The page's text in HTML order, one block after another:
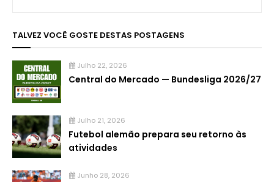
TALVEZ VOCÊ GOSTE DESTAS POSTAGENS
Julho 22, 2026
Central do Mercado — Bundesliga 2026/27
Julho 21, 2026
Futebol alemão prepara seu retorno às
atividades
Junho 28, 2026